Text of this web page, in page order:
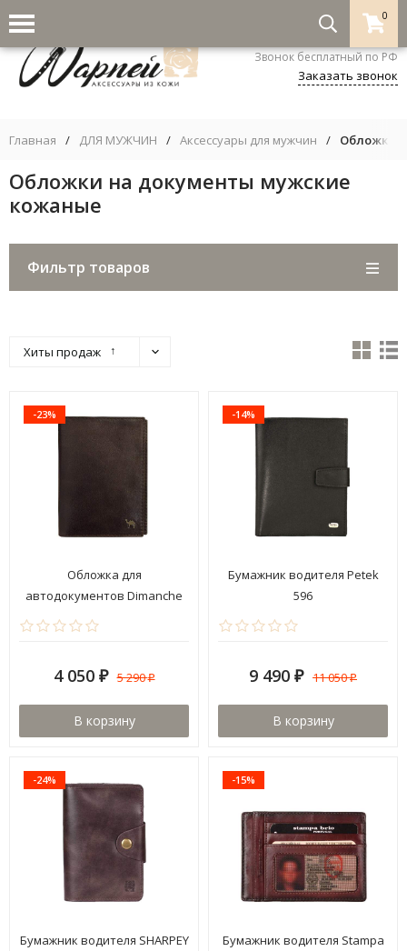
0
8-800-333-5530
Звонок бесплатный по РФ
Заказать звонок
Главная / ДЛЯ МУЖЧИН / Аксессуары для мужчин / Обложки
Обложки на документы мужские
кожаные
Фильтр товаров
Хиты продаж ↑
-23%
Обложка для
автодокументов Dimanche
911 Camel премиум
4 050 ₽ 5 290₽
В корзину
-14%
Бумажник водителя Petek
596
9 490 ₽ 11 050₽
В корзину
-24%
Бумажник водителя SHARPEY
-15%
Бумажник водителя Stampa